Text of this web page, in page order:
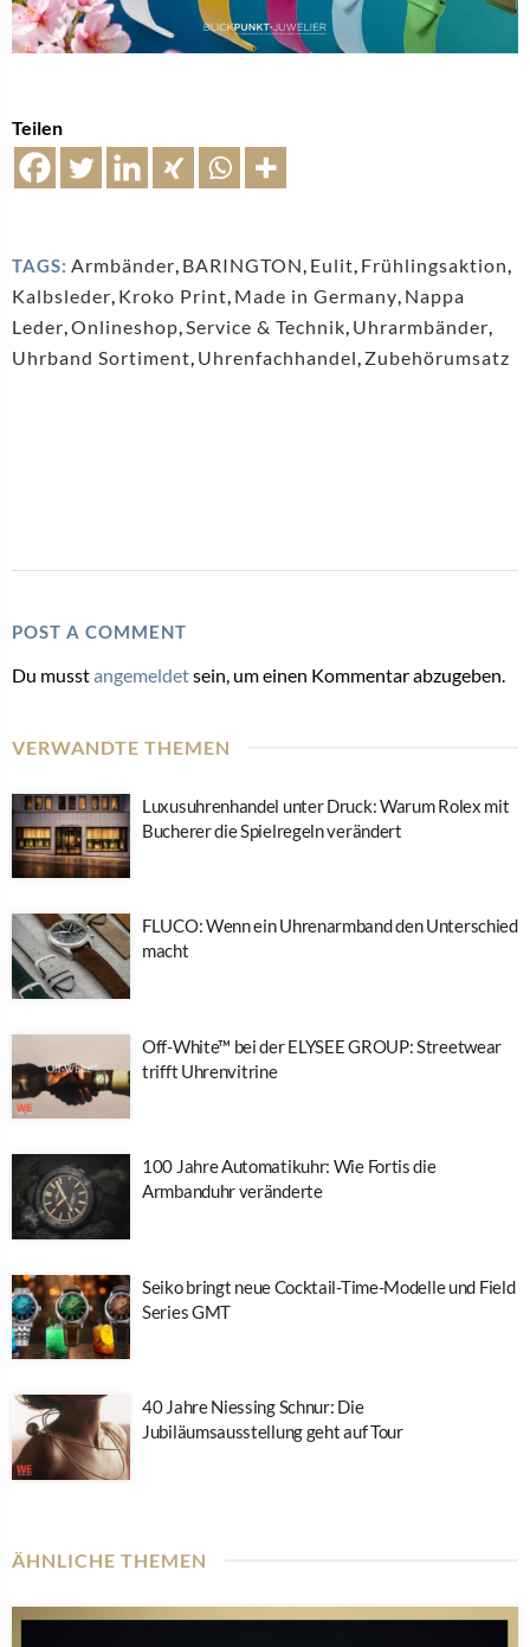
Teilen
TAGS: Armbänder BARINGTON Eulit Frühlingsaktion
Kalbsleder Kroko Print Made in Germany Nappa
Leder Onlineshop Service & Technik Uhrarmbänder
Uhrband Sortiment Uhrenfachhandel Zubehörumsatz
POST A COMMENT
Du musstangemeldetsein, um einen Kommentar abzugeben.
VERWANDTE THEMEN
Luxusuhrenhandel unter Druck: Warum Rolex mit
Bucherer die Spielregeln verändert
FLUCO: Wenn ein Uhrenarmband den Unterschied
macht
Off-White™ bei der ELYSEE GROUP: Streetwear
trifft Uhrenvitrine
100 Jahre Automatikuhr: Wie Fortis die
Armbanduhr veränderte
Seiko bringt neue Cocktail-Time-Modelle und Field
Series GMT
40 Jahre Niessing Schnur: Die
Jubiläumsausstellung geht auf Tour
ÄHNLICHE THEMEN